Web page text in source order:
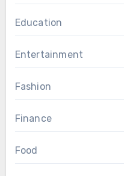
Education
Entertainment
Fashion
Finance
Food